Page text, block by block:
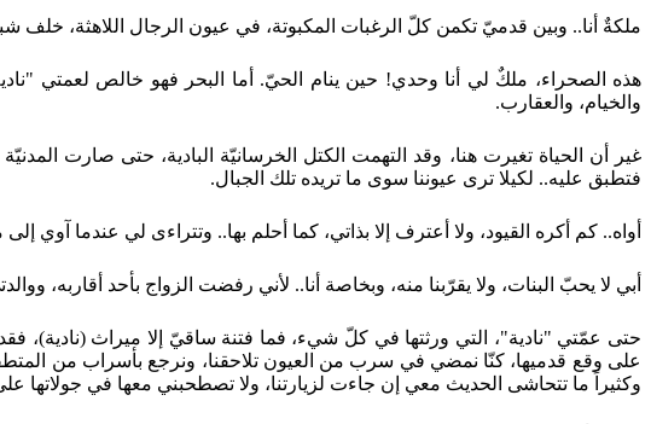
ملكةٌ أنا.. وبين قدميّ تكمن كلّ الرغبات المكبوتة، في عيون الرجال اللاهثة، خلف
هذه الصحراء، ملكٌ لي أنا وحدي! حين ينام الحيّ. أما البحر فهو خالص لعمتي
والخيام، والعقارب.
غير أن الحياة تغيرت هنا، وقد التهمت الكتل الخرسانيّة البادية، حتى صارت
فتطبق عليه.. لكيلا ترى عيوننا سوى ما تريده تلك الجبال.
أواه.. كم أكره القيود، ولا أعترف إلا بذاتي، كما أحلم بها.. وتتراءى لي عندما آوي
أبي لا يحبّ البنات، ولا يقرّبنا منه، وبخاصة أنا.. لأني رفضت الزواج بأحد أقاربه،
حتى عمّتي "نادية"، التي ورثتها في كلّ شيء، فما فتنة ساقيّ إلا ميراث (نادية)،
على وقع قدميها، كنّا نمضي في سرب من العيون تلاحقنا، ونرجع بأسراب من
وكثيراً ما تتحاشى الحديث معي إن جاءت لزيارتنا، ولا تصطحبني معها في جولاتها